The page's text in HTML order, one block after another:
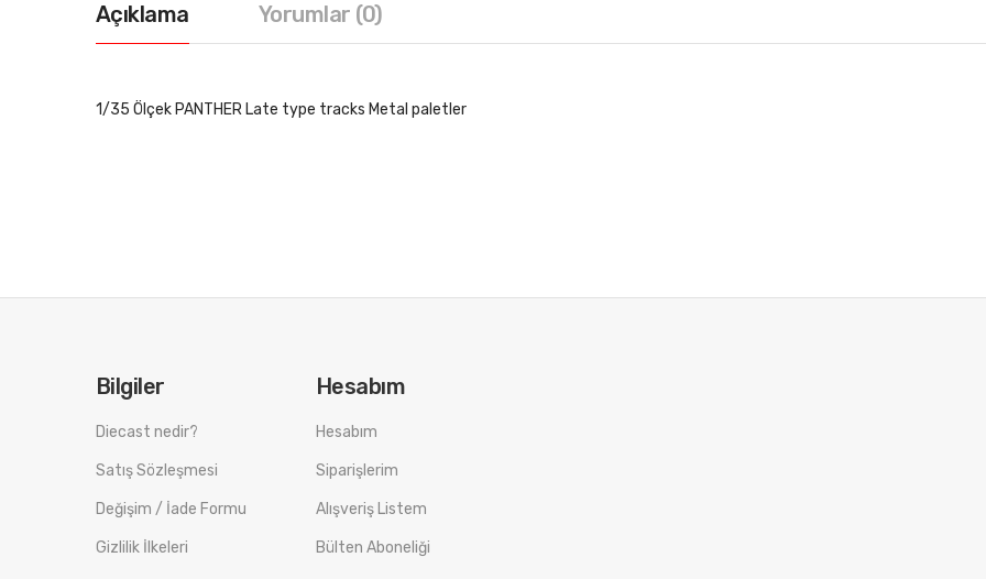
Açıklama Yorumlar (0)
1/35 Ölçek PANTHER Late type tracks Metal paletler
Bilgiler
Diecast nedir?
Satış Sözleşmesi
Değişim / İade Formu
Gizlilik İlkeleri
Hesabım
Hesabım
Siparişlerim
Alışveriş Listem
Bülten Aboneliği